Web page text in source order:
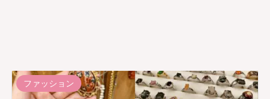
ファッション